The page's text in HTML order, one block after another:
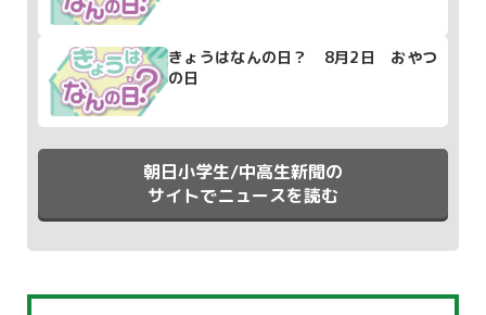
きょうはなんの日？ 8月2日 おやつ
の日
朝日小学生/中高生新聞の
サイトでニュースを読む